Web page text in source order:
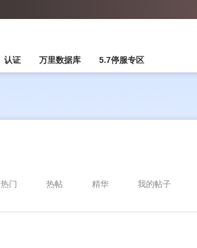
认证 万里数据库 5.7停服专区
热门 热帖 精华 我的帖子